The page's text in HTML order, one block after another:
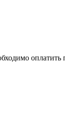
оплатить